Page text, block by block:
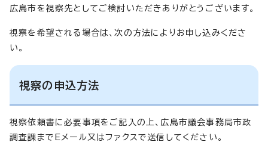
広島市を視察先としてご検討いただきありがとうございます。
視察を希望される場合は、次の方法によりお申し込みくださ
い。
視察の申込方法
視察依頼書に必要事項をご記入の上、広島市議会事務局市政
調査課までEメール又はファクスで送信してください。